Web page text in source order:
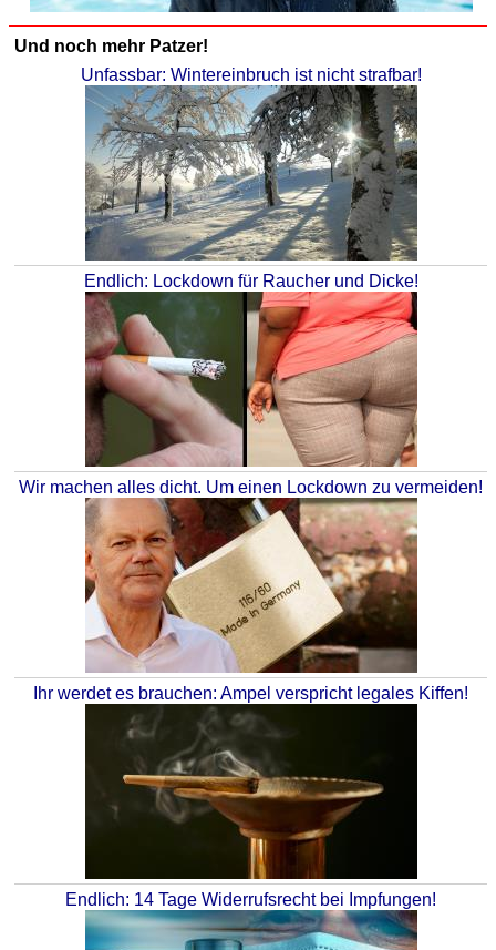
Und noch mehr Patzer!
Unfassbar: Wintereinbruch ist nicht strafbar!
Endlich: Lockdown für Raucher und Dicke!
Wir machen alles dicht. Um einen Lockdown zu vermeiden!
Ihr werdet es brauchen: Ampel verspricht legales Kiffen!
Endlich: 14 Tage Widerrufsrecht bei Impfungen!